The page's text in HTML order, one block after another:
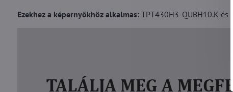
Ezekhez a képernyőkhöz alkalmas: TPT430H3-QUBH10.K és